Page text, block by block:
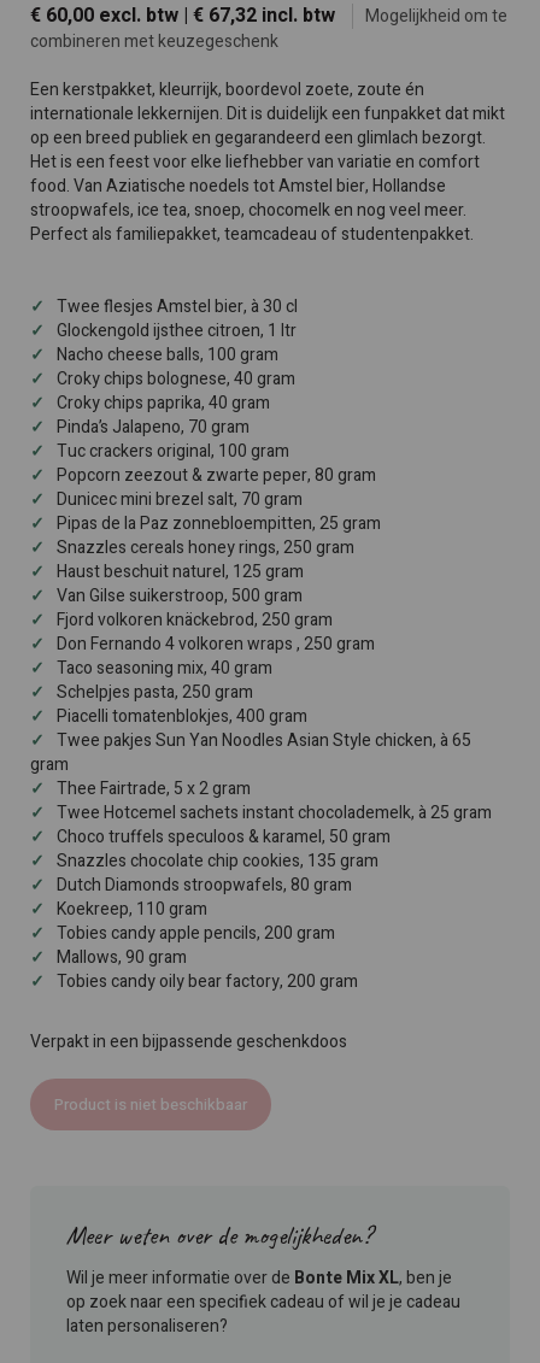
€ 60,00 excl. btw | € 67,32 incl. btw
Mogelijkheid om te
combineren met keuzegeschenk
Een kerstpakket, kleurrijk, boordevol zoete, zoute én
internationale lekkernijen. Dit is duidelijk een funpakket dat mikt
op een breed publiek en gegarandeerd een glimlach bezorgt.
Het is een feest voor elke liefhebber van variatie en comfort
food. Van Aziatische noedels tot Amstel bier, Hollandse
stroopwafels, ice tea, snoep, chocomelk en nog veel meer.
Perfect als familiepakket, teamcadeau of studentenpakket.
Twee flesjes Amstel bier, à 30 cl
Glockengold ijsthee citroen, 1 ltr
Nacho cheese balls, 100 gram
Croky chips bolognese, 40 gram
Croky chips paprika, 40 gram
Pinda’s Jalapeno, 70 gram
Tuc crackers original, 100 gram
Popcorn zeezout & zwarte peper, 80 gram
Dunicec mini brezel salt, 70 gram
Pipas de la Paz zonnebloempitten, 25 gram
Snazzles cereals honey rings, 250 gram
Haust beschuit naturel, 125 gram
Van Gilse suikerstroop, 500 gram
Fjord volkoren knäckebrod, 250 gram
Don Fernando 4 volkoren wraps , 250 gram
Taco seasoning mix, 40 gram
Schelpjes pasta, 250 gram
Piacelli tomatenblokjes, 400 gram
Twee pakjes Sun Yan Noodles Asian Style chicken, à 65
gram
Thee Fairtrade, 5 x 2 gram
Twee Hotcemel sachets instant chocolademelk, à 25 gram
Choco truffels speculoos & karamel, 50 gram
Snazzles chocolate chip cookies, 135 gram
Dutch Diamonds stroopwafels, 80 gram
Koekreep, 110 gram
Tobies candy apple pencils, 200 gram
Mallows, 90 gram
Tobies candy oily bear factory, 200 gram
Verpakt in een bijpassende geschenkdoos
Product is niet beschikbaar
Meer weten over de mogelijkheden?
Wil je meer informatie over de Bonte Mix XL, ben je
op zoek naar een specifiek cadeau of wil je je cadeau
laten personaliseren?